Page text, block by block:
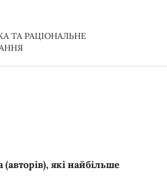
ТА РАЦІОНАЛЬНЕ
(авторів), які найбільше